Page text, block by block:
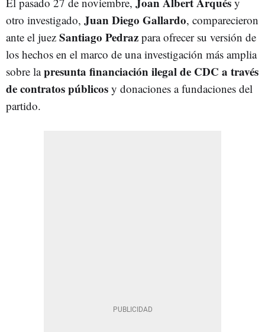
otro investigado, Juan Diego Gallardo, comparecieron
ante el juez Santiago Pedraz para ofrecer su versión de
los hechos en el marco de una investigación más amplia
sobre lapresunta financiación ilegal de CDC a través
de contratos públicos y donaciones a fundaciones del
partido.